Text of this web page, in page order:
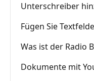
Unterschreiber
Fügen Sie
Was ist der Radio
Dokumente mit